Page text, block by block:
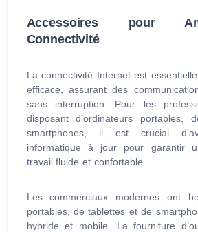
Accessoires pour
Connectivité
La connectivité Internet est
efficace, assurant des
sans interruption. Pour les
disposant d’ordinateurs portables,
smartphones, il est crucial
informatique à jour pour garantir
travail fluide et confortable.
Les commerciaux modernes ont
portables, de tablettes et de
hybride et mobile. La fourniture